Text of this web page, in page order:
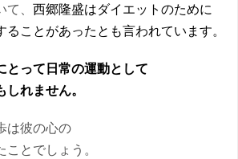
、 西郷隆盛はダイエットのために
ことがあったとも言われています。
とって日常の運動として
れません。
は彼の心の
とでしょう。